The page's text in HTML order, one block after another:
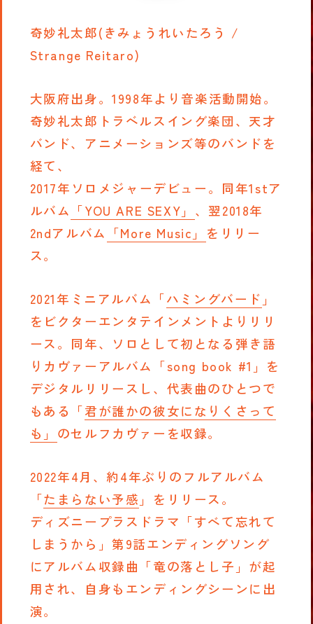
奇妙礼太郎(きみょうれいたろう /
Strange Reitaro)
大阪府出身。1998年より音楽活動開始。
奇妙礼太郎トラベルスイング楽団、天才
バンド、アニメーションズ等のバンドを
経て、
2017年ソロメジャーデビュー。同年1stア
ルバム 「YOU ARE SEXY」 、翌2018年
2ndアルバム 「More Music」 をリリー
ス。
2021年ミニアルバム「ハミングバード 」
をビクターエンタテインメントよりリリ
ース。同年、ソロとして初となる弾き語
りカヴァーアルバム「song book #1」を
デジタルリリースし、代表曲のひとつで
もある「君が誰かの彼女になりくさって
も」 のセルフカヴァーを収録。
2022年4月、約4年ぶりのフルアルバム
「たまらない予感 」をリリース。
ディズニープラスドラマ「すべて忘れて
しまうから」第9話エンディングソング
にアルバム収録曲「竜の落とし子」が起
用され、自身もエンディングシーンに出
演。